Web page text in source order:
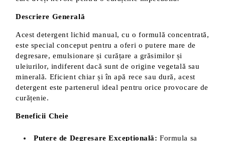
Descriere Generală
Acest detergent lichid manual, cu o formulă concentrată,
este special conceput pentru a oferi o putere mare de
degresare, emulsionare și curățare a grăsimilor și
uleiurilor, indiferent dacă sunt de origine vegetală sau
minerală. Eficient chiar și în apă rece sau dură, acest
detergent este partenerul ideal pentru orice provocare de
curățenie.
Beneficii Cheie
Putere de Degresare Excepțională: Formula sa